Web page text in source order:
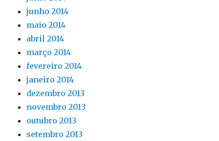
junho 2014
maio 2014
abril 2014
março 2014
fevereiro 2014
janeiro 2014
dezembro 2013
novembro 2013
outubro 2013
setembro 2013